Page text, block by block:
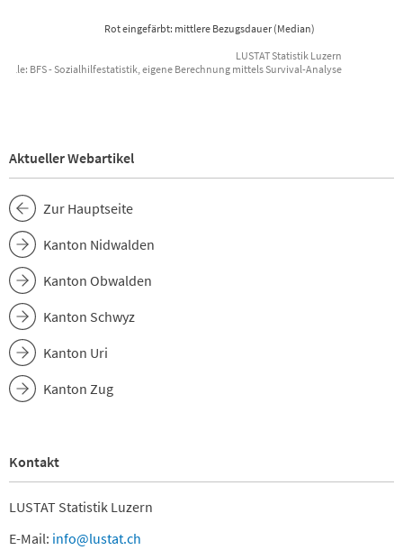
Rot eingefärbt: mittlere Bezugsdauer (Median)
LUSTAT Statistik Luzern
BFS - Sozialhilfestatistik, eigene Berechnung mittels Survival-Analyse
Aktueller Webartikel
Zur Hauptseite
Kanton Nidwalden
Kanton Obwalden
Kanton Schwyz
Kanton Uri
Kanton Zug
Kontakt
LUSTAT Statistik Luzern
E-Mail: info@lustat.ch